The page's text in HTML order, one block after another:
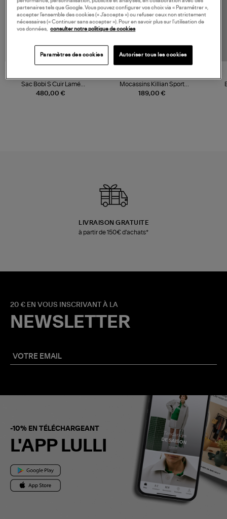
480,00 €
Sac Bobi S Cuir Lamé
Champagne
NOUVELLE COLLECTION
189,00 €
Mocassins Killian Sport
Mousse
LIVRAISON GRATUITE
à partir de 150€ d'achats*
20 € EN VOUS INSCRIVANT À LA
NEWSLETTER
-10% EN TÉLÉCHARGEANT
L'APP LULLI
partenaires tels que Google. Vous pouvez configurer vos choix via « Paramétrer »,
accepter l’ensemble des cookies (« J’accepte ») ou refuser ceux non strictement
nécessaires (« Continuer sans accepter »). Pour en savoir plus sur l’utilisation de
vos données,
consulter notre politique de cookies
Paramètres des cookies Autoriser tous les cookies